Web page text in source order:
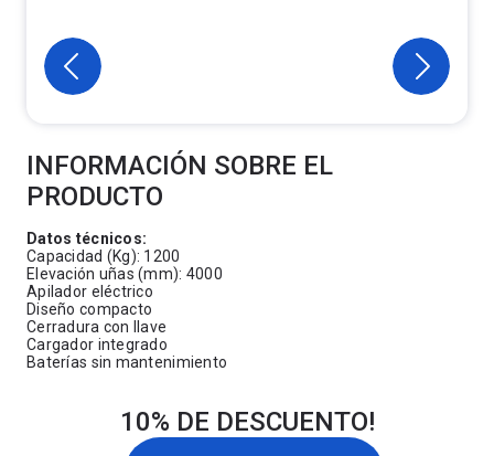
INFORMACIÓN SOBRE EL
PRODUCTO
Datos técnicos:
Capacidad (Kg): 1200
Elevación uñas (mm): 4000
Apilador eléctrico
Diseño compacto
Cerradura con llave
Cargador integrado
Baterías sin mantenimiento
10% DE DESCUENTO!